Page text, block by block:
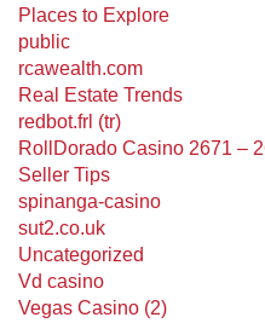
Places to Explore
public
rcawealth.com
Real Estate Trends
redbot.frl (tr)
RollDorado Casino 2671 –
Seller Tips
spinanga-casino
sut2.co.uk
Uncategorized
Vd casino
Vegas Casino (2)